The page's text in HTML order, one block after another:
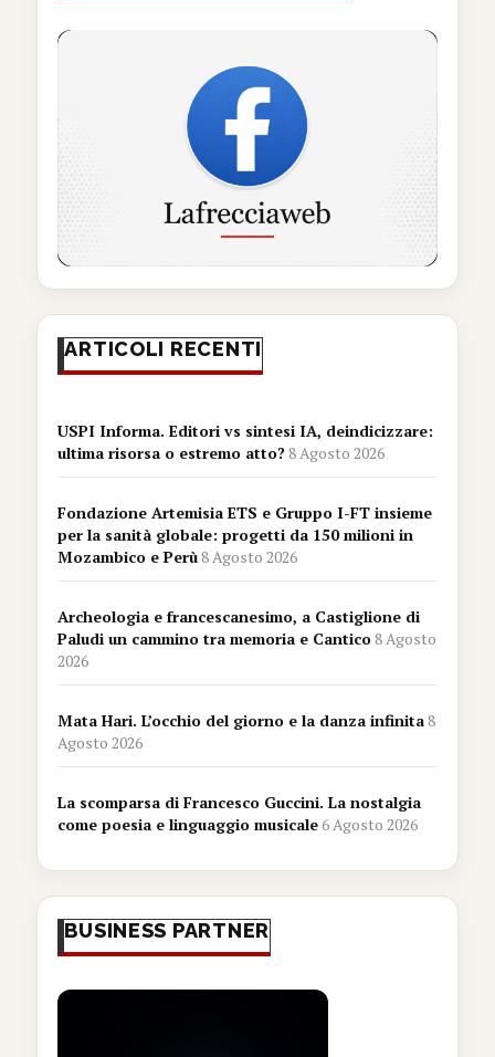
ARTICOLI RECENTI
USPI Informa. Editori vs sintesi IA, deindicizzare:
ultima risorsa o estremo atto?8 Agosto 2026
Fondazione Artemisia ETS e Gruppo I-FT insieme
per la sanità globale: progetti da 150 milioni in
Mozambico e Perù8 Agosto 2026
Archeologia e francescanesimo, a Castiglione di
Paludi un cammino tra memoria e Cantico8 Agosto
2026
Mata Hari. L’occhio del giorno e la danza infinita8
Agosto 2026
La scomparsa di Francesco Guccini. La nostalgia
come poesia e linguaggio musicale6 Agosto 2026
BUSINESS PARTNER